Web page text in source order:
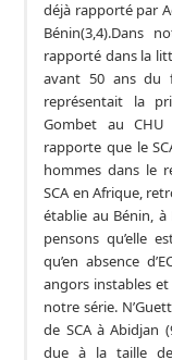
déjà rapporté par
Bénin(3,4).Dans
rapporté dans la
avant 50 ans du
représentait la
Gombet au CHU
rapporte que le
hommes dans le
SCA en Afrique,
établie au Bénin,
pensons qu’elle
qu’en absence
angors instables et
notre série.
de SCA à Abidjan
due à la taille de